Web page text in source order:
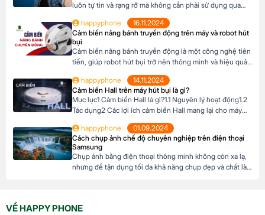
luôn tự tin và rạng rỡ mà không cần phải sử dụng qua
App, với điện thoại Samsung có tính năng chế độ làm
đẹp chính là trợ thủ đắc lực. Với vài thao tác đơn giản,
bạn sẽ sở hữu những bức ảnh […]
happyphone
16.11.2024
Cảm biến nâng bánh truyền động trên máy và robot hút
bụi
Cảm biến nâng bánh truyền động là một công nghệ tiên
tiến, giúp robot hút bụi trở nên thông minh và hiệu quả
chỉnh độ cao của bánh xe để thích ứng với mọi địa hình
trong ngôi nhài. Mục lục1 Cảm biến […]
happyphone
14.11.2024
Cảm biến Hall trên máy hút bụi là gì?
Mục lục1 Cảm biến Hall là gì?1.1 Nguyên lý hoạt động1.2
Tác dụng2 Các lợi ích cảm biến Hall mang lại cho máy
điện tử sử dụng hiệu ứng Hall để đo cường độ và hướng
của từ trường. Khi một […]
happyphone
01.09.2024
Cách chụp ảnh chế độ chuyên nghiệp trên điện thoại
Samsung
Chụp ảnh bằng điện thoại thông minh không còn xa lạ,
nhưng để tận dụng tối đa khả năng chụp đẹp và chất là
VỀ HAPPY PHONE